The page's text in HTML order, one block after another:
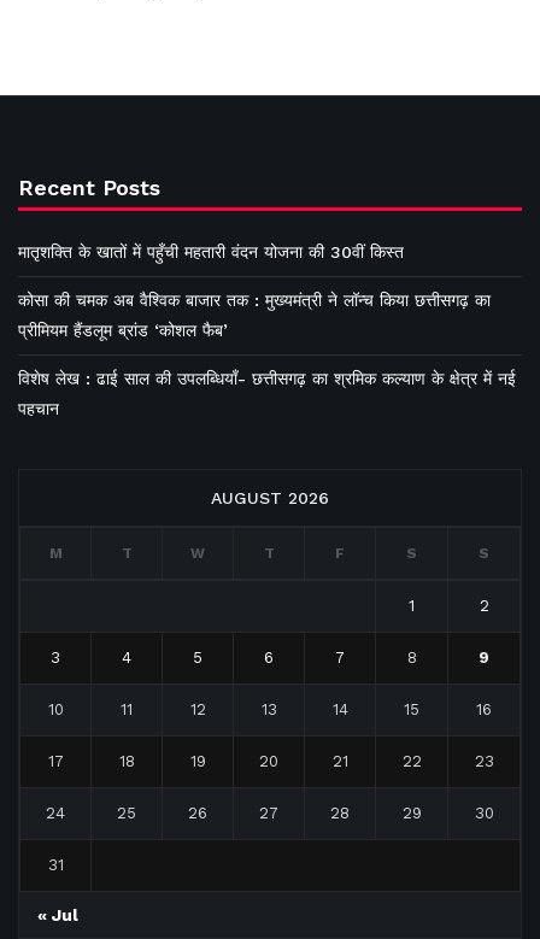
Recent Posts
मातृशक्ति के खातों में पहुँची महतारी वंदन योजना की 30वीं किस्त
कोसा की चमक अब वैश्विक बाजार तक : मुख्यमंत्री ने लॉन्च किया छत्तीसगढ़ का
प्रीमियम हैंडलूम ब्रांड ‘कोशल फैब’
विशेष लेख : ढाई साल की उपलब्धियाँ- छत्तीसगढ़ का श्रमिक कल्याण के क्षेत्र में नई
पहचान
AUGUST 2026
M T W T F S S
1 2
3 4 5 6 7 8 9
10 11 12 13 14 15 16
17 18 19 20 21 22 23
24 25 26 27 28 29 30
31
« Jul